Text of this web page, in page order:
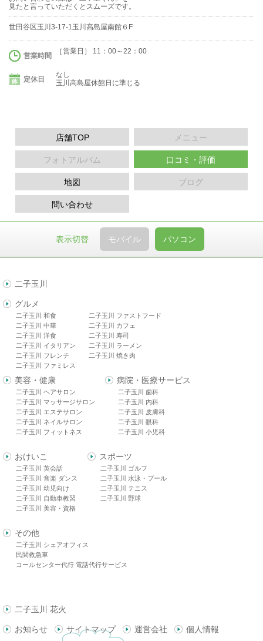
見たと言っていただくとスムーズです。
世田谷区玉川3-17-1玉川高島屋南館６F
営業時間
［営業日］ 11：00～22：00
定休日
なし
玉川高島屋休館日に準じる
店舗TOP メニュー
フォトアルバム 口コミ・評価
地図 ブログ
問い合わせ
表示切替 モバイル パソコン
二子玉川
グルメ
二子玉川 和食
二子玉川 中華
二子玉川 洋食
二子玉川 イタリアン
二子玉川 フレンチ
二子玉川 ファミレス
二子玉川 ファストフード
二子玉川 カフェ
二子玉川 寿司
二子玉川 ラーメン
二子玉川 焼き肉
美容・健康
二子玉川 ヘアサロン
二子玉川 マッサージサロン
二子玉川 エステサロン
二子玉川 ネイルサロン
二子玉川 フィットネス
病院・医療サービス
二子玉川 歯科
二子玉川 内科
二子玉川 皮膚科
二子玉川 眼科
二子玉川 小児科
おけいこ
二子玉川 英会話
二子玉川 音楽 ダンス
二子玉川 幼児向け
二子玉川 自動車教習
二子玉川 美容・資格
スポーツ
二子玉川 ゴルフ
二子玉川 水泳・プール
二子玉川 テニス
二子玉川 野球
その他
二子玉川 シェアオフィス
民間救急車
コールセンター代行 電話代行サービス
二子玉川 花火
お知らせ サイトマップ 運営会社 個人情報